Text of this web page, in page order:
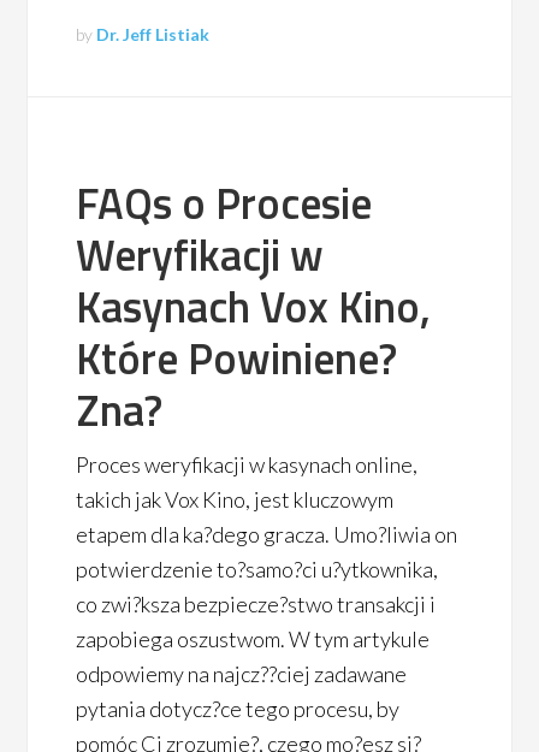
by Dr. Jeff Listiak
FAQs o Procesie
Weryfikacji w
Kasynach Vox Kino,
Które Powiniene?
Zna?
Proces weryfikacji w kasynach online,
takich jak Vox Kino, jest kluczowym
etapem dla ka?dego gracza. Umo?liwia on
potwierdzenie to?samo?ci u?ytkownika,
co zwi?ksza bezpiecze?stwo transakcji i
zapobiega oszustwom. W tym artykule
odpowiemy na najcz??ciej zadawane
pytania dotycz?ce tego procesu, by
pomóc Ci zrozumie?, czego mo?esz si?